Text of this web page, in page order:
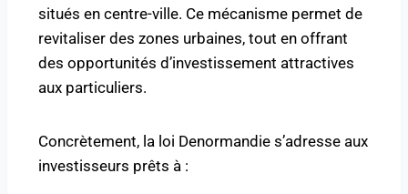
situés en centre-ville. Ce mécanisme permet de
revitaliser des zones urbaines, tout en offrant
des opportunités d’investissement attractives
aux particuliers.
Concrètement, la loi Denormandie s’adresse aux
investisseurs prêts à :